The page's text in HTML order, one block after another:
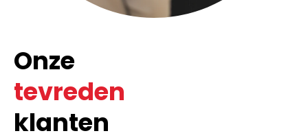
Onze
tevreden
klanten